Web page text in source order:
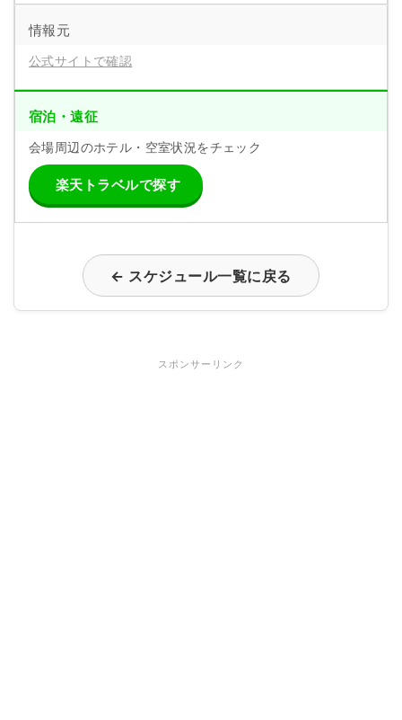
情報元
公式サイトで確認
宿泊・遠征
会場周辺のホテル・空室状況をチェック
楽天トラベルで探す
← スケジュール一覧に戻る
スポンサーリンク